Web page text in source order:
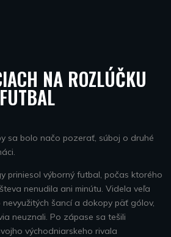
NA ROZLÚČKU
sa bolo načo pozerať, súboj o druhé
priniesol výborný futbal, počas ktorého
nenudila ani minútu. Videla veľa
nevyužitých šancí a dokopy päť gólov,
neuznali. Po zápase sa tešili
východniarskeho rivala